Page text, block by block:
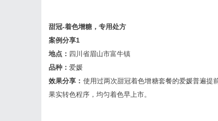
甜冠-着色增糖，专用处方
案例分享1
地点： 四川省眉山市富牛镇
品种： 爱媛
效果分享： 使用过两次甜冠着色增糖套餐的爱媛普遍提
果实转色程序，均匀着色早上市。